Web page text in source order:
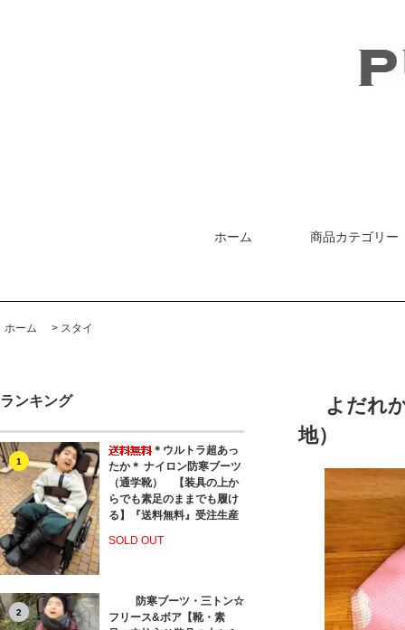
ホーム 商品カテゴリー
ホーム > スタイ
ランキング
1
＊ウルトラ超あっ
たか＊ ナイロン防寒ブーツ
（通学靴） 【装具の上か
らでも素足のままでも履け
る】『送料無料』受注生産
SOLD OUT
2
防寒ブーツ・三トン☆
フリース&ボア【靴・素
よだれ
地）